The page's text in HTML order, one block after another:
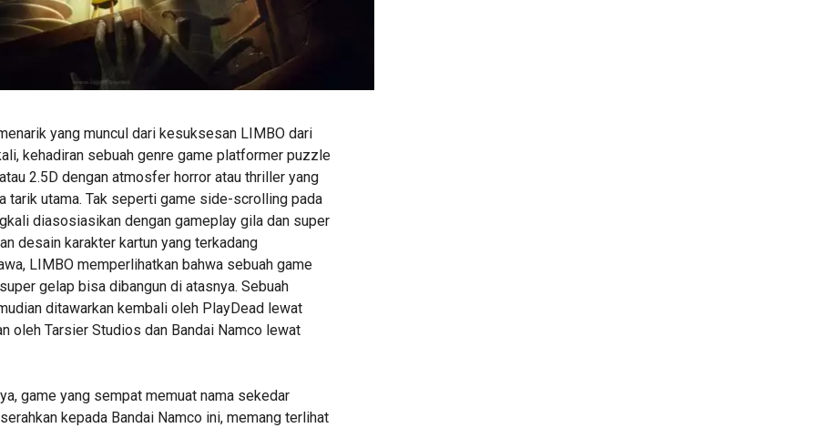
yang muncul dari kesuksesan LIMBO dari
kehadiran sebuah genre game platformer puzzle
2.5D dengan atmosfer horror atau thriller yang
tarik utama. Tak seperti game side-scrolling pada
diasosiasikan dengan gameplay gila dan super
desain karakter kartun yang terkadang
LIMBO memperlihatkan bahwa sebuah game
gelap bisa dibangun di atasnya. Sebuah
ditawarkan kembali oleh PlayDead lewat
oleh Tarsier Studios dan Bandai Namco lewat
game yang sempat memuat nama sekedar
kepada Bandai Namco ini, memang terlihat